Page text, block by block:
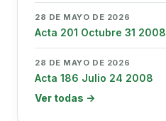
28 DE MAYO DE 2026
Acta 201 Octubre 31 2008
28 DE MAYO DE 2026
Acta 186 Julio 24 2008
Ver todas →